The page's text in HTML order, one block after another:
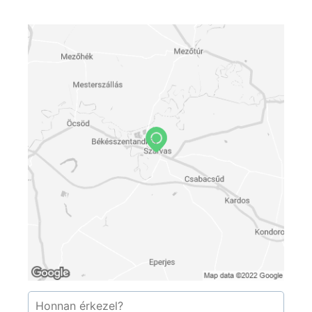
Langyos vizes: 36 °C.
Egy 95 °C-os és egy 80 °C-os szauna áll a
vendégek rendelkezésére.
A gyógyhatású ásványvíz vizsgálati adatai
A szarvasi Gyógyfürdő gyógymedencéinek
vízellátását a szarvasi Vízmű II. kút vize biztosítja.
A kút talpmélysége: 570 m
A víz hőmérséklete 36,8 oC
Gázhőfok 30,4 oC
Az Országos Tisztifőorvosi Hivatal és az
Országos Gyógyhelyi és Gyógyfürdőügyi
Főigazgatóság 210/GyF/2000.sz. határozatával a